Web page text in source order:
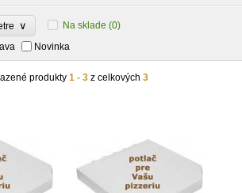
∨ Na sklade (0)
Novinka
produkty 1 - 3 z celkových 3